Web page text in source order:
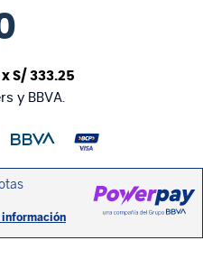
xS/ 333.25
y BBVA.